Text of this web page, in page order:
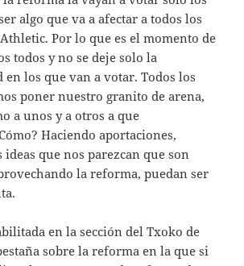
algo que va a afectar a todos los
Por lo que es el momento de
todos y no se deje solo la
en los que van a votar. Todos los
poner nuestro granito de arena,
a unos y a otros a que
Haciendo aportaciones,
ideas que nos parezcan que son
la reforma, puedan ser
en la sección del Txoko de
sobre la reforma en la que si